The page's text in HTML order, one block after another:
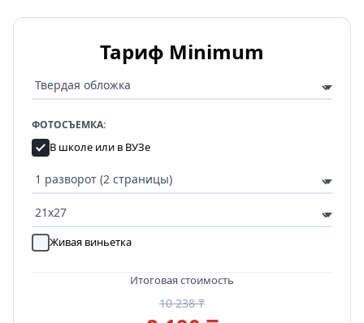
Тариф Minimum
ФОТОСЪЕМКА:
В школе или в ВУЗе
Живая виньетка
Итоговая стоимость
10 238 ₸